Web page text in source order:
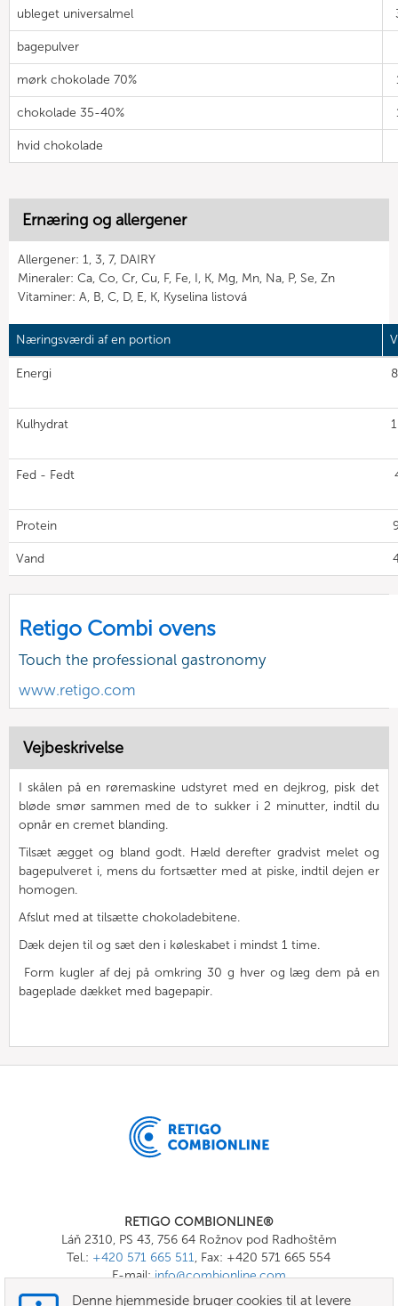
ubleget universalmel
bagepulver
mørk chokolade 70%
chokolade 35-40%
hvid chokolade
Ernæring og allergener
Allergener: 1, 3, 7, DAIRY
Mineraler: Ca, Co, Cr, Cu, F, Fe, I, K, Mg, Mn, Na, P, Se, Zn
Vitaminer: A, B, C, D, E, K, Kyselina listová
Næringsværdi af en portion
Energi
Kulhydrat
Fed - Fedt
Protein
Vand
Retigo Combi ovens
Touch the professional gastronomy
www.retigo.com
Vejbeskrivelse
I skålen på en røremaskine udstyret med en dejkrog, pisk det
bløde smør sammen med de to sukker i 2 minutter, indtil du
opnår en cremet blanding.
Tilsæt ægget og bland godt. Hæld derefter gradvist melet og
bagepulveret i, mens du fortsætter med at piske, indtil dejen er
homogen.
Afslut med at tilsætte chokoladebitene.
Dæk dejen til og sæt den i køleskabet i mindst 1 time.
Form kugler af dej på omkring 30 g hver og læg dem på en
bageplade dækket med bagepapir.
RETIGO COMBIONLINE®
Láň 2310, PS 43, 756 64 Rožnov pod Radhoštěm
Tel.: +420 571 665 511, Fax: +420 571 665 554
E-mail:info@combionline.com
Denne hjemmeside bruger cookies til at levere